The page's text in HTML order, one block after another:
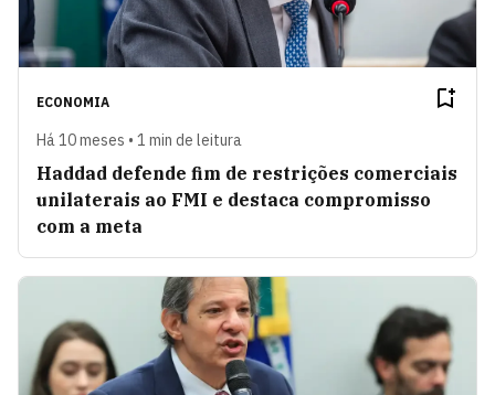
ECONOMIA
Há 10 meses • 1 min de leitura
Haddad defende fim de restrições comerciais
unilaterais ao FMI e destaca compromisso
com a meta